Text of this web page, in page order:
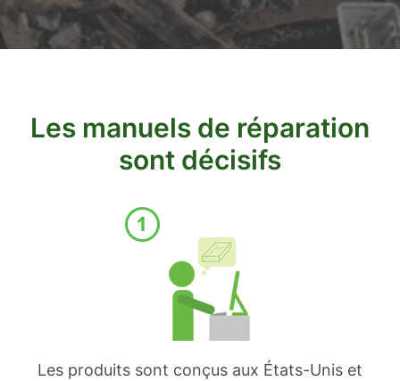
Les manuels de réparation
sont décisifs
Les produits sont conçus aux États-Unis et